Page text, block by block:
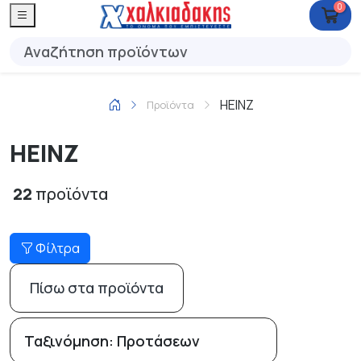
0
Προϊόντα HEINZ
HEINZ
22 προϊόντα
Φίλτρα
Πίσω στα προϊόντα